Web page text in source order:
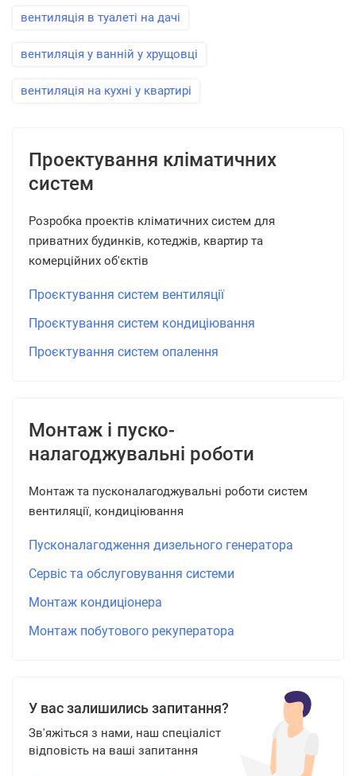
вентиляція в туалеті на дачі
вентиляція у ванній у хрущовці
вентиляція на кухні у квартирі
Проектування кліматичних
систем
Розробка проектів кліматичних систем для
приватних будинків, котеджів, квартир та
комерційних об'єктів
Проєктування систем вентиляції
Проєктування систем кондиціювання
Проєктування систем опалення
Монтаж і пуско-
налагоджувальні роботи
Монтаж та пусконалагоджувальні роботи систем
вентиляції, кондиціювання
Пусконалагодження дизельного генератора
Сервіс та обслуговування системи
Монтаж кондиціонера
Монтаж побутового рекуператора
У вас залишились запитання?
Зв'яжіться з нами, наш спеціаліст
відповість на ваші запитання